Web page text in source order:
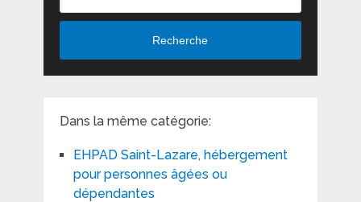
Recherche
Dans la même catégorie:
EHPAD Saint-Lazare, hébergement
pour personnes âgées ou
dépendantes